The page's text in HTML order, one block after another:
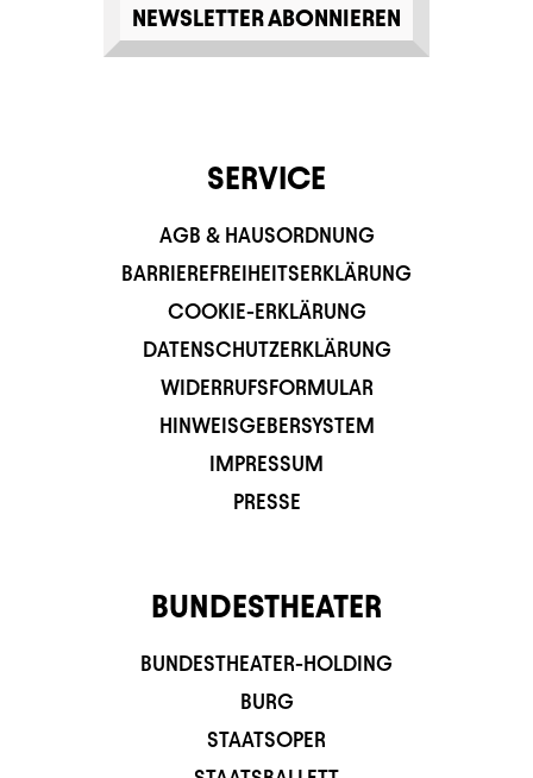
NEWSLETTER ABONNIEREN
SERVICE
AGB & HAUSORDNUNG
BARRIEREFREIHEITSERKLÄRUNG
COOKIE-ERKLÄRUNG
DATENSCHUTZERKLÄRUNG
WIDERRUFSFORMULAR
HINWEISGEBERSYSTEM
IMPRESSUM
PRESSE
BUNDESTHEATER
BUNDESTHEATER-HOLDING
BURG
STAATSOPER